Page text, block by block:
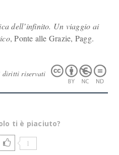
dell’infinito. Un viaggio ai
, Ponte alle Grazie, Pagg.
diritti riservati
ti è piaciuto?
1